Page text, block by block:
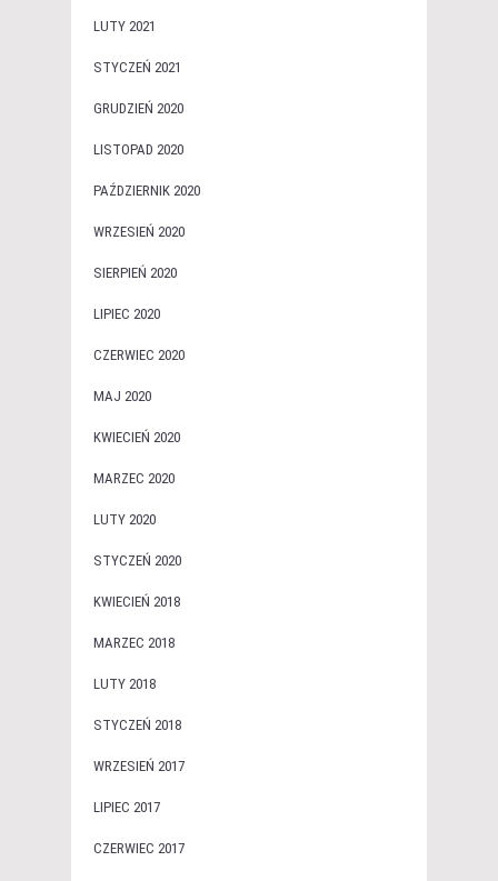
LUTY 2021
STYCZEŃ 2021
GRUDZIEŃ 2020
LISTOPAD 2020
PAŹDZIERNIK 2020
WRZESIEŃ 2020
SIERPIEŃ 2020
LIPIEC 2020
CZERWIEC 2020
MAJ 2020
KWIECIEŃ 2020
MARZEC 2020
LUTY 2020
STYCZEŃ 2020
KWIECIEŃ 2018
MARZEC 2018
LUTY 2018
STYCZEŃ 2018
WRZESIEŃ 2017
LIPIEC 2017
CZERWIEC 2017